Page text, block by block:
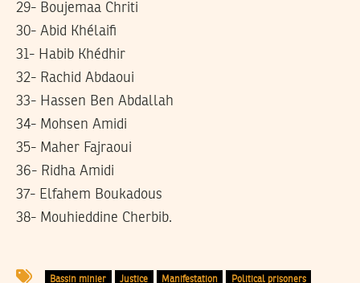
29- Boujemaa Chriti
30- Abid Khélaifi
31- Habib Khédhir
32- Rachid Abdaoui
33- Hassen Ben Abdallah
34- Mohsen Amidi
35- Maher Fajraoui
36- Ridha Amidi
37- Elfahem Boukadous
38- Mouhieddine Cherbib.
Bassin minier Justice Manifestation Political prisoners